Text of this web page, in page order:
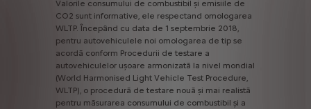
Valorile consumului de combustibil și emisiile de
CO2 sunt informative, ele respectand omologarea
WLTP. Începând cu data de 1 septembrie 2018,
pentru autovehiculele noi omologarea de tip se
acordă conform Procedurii de testare a
autovehiculelor ușoare armonizată la nivel mondial
(World Harmonised Light Vehicle Test Procedure,
WLTP), o procedură de testare nouă și mai realistă
pentru măsurarea consumului de combustibil și a